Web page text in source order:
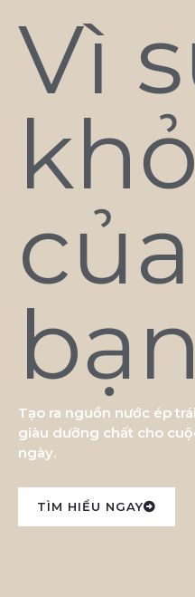
Vì
của
bạn
Tạo ra nguồn nước ép
giàu dưỡng chất cho
ngày.
TÌM HIỂU NGAY